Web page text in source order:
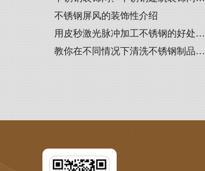
不锈钢屏风的装饰性介绍
用皮秒激光脉冲加工不锈钢的好处…
教你在不同情况下清洗不锈钢制品…